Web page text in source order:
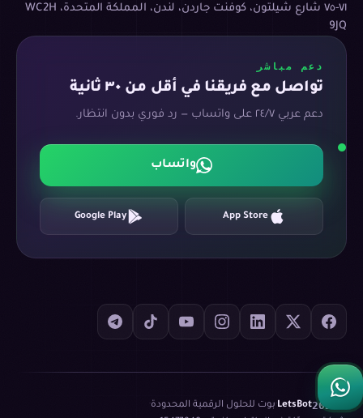
٧١-٧٥ شارع شيلتون، كوفنت جاردن، لندن، المملكة المتحدة، WC2H
9JQ
دعم مباشر
تواصل مع فريقنا في أقل من ٣٠ ثانية
دعم عربي ٢٤/٧ على واتساب — رد فوري بدون انتظار.
واتساب
App Store
Google Play
2026
LetsBot
·بوت للحلول الرقمية المحدودة·